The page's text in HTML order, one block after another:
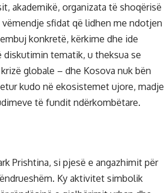
akademikë, organizata të shoqërisë
sfidat që lidhen me ndotjen
konkretë, kërkime dhe ide
tematik, u theksua se
globale – dhe Kosova nuk bën
kudo në ekosistemet ujore, madje
të fundit ndërkombëtare.
Prishtina, si pjesë e angazhimit për
Ky aktivitet simbolik